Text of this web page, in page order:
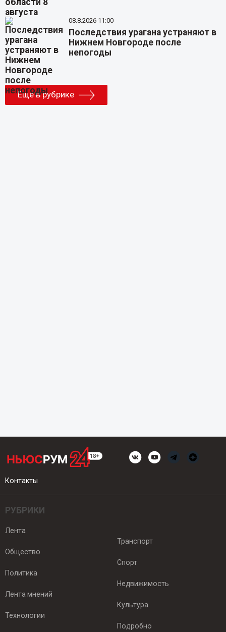
08.8.2026 11:00
Последствия урагана устраняют в
Нижнем Новгороде после
непогоды
Еще в рубрике
Контакты
РУБРИКИ
Лента
Общество
Политика
Лента мнений
Технологии
Транспорт
Спорт
Недвижимость
Культура
Подробно